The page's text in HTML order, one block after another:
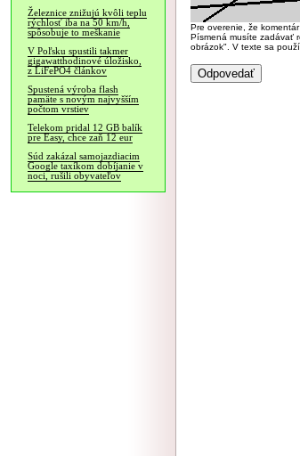
Železnice znižujú kvôli teplu
rýchlosť iba na 50 km/h,
spôsobuje to meškanie
V Poľsku spustili takmer
gigawatthodinové úložisko,
z LiFePO4 článkov
Spustená výroba flash
pamäte s novým najvyšším
počtom vrstiev
Telekom pridal 12 GB balík
pre Easy, chce zaň 12 eur
Súd zakázal samojazdiacim
Google taxíkom dobíjanie v
noci, rušili obyvateľov
Pre overenie, že
Písmená musíte zadávať
obrázok". V texte sa